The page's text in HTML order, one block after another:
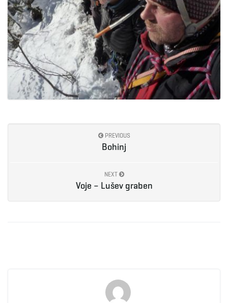
PREVIOUS
Bohinj
NEXT
Voje – Lušev graben